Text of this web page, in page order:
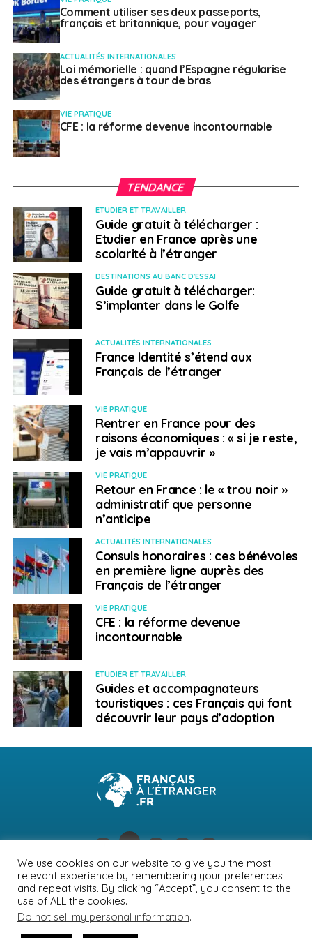
Près de 260 sociétés françaises sont implantées en
Turquie, tous les secteurs d’activité sont concernés :
automobile, BTP, services financiers, textile, électricité-
électronique, transports et hôtellerie-restauration.
SUJETS ASSOCIÉS:
A SUIVRE
Résultats de l’élection présidentielle au Mali
Malte ouvre sont port à l’Aquarius
Français à l'étranger
Comment utiliser ses deux passeports,
français et britannique, pour voyager
ACTUALITÉS INTERNATIONALES
Loi mémorielle : quand l’Espagne régularise
des étrangers à tour de bras
VIE PRATIQUE
CFE : la réforme devenue incontournable
TENDANCE
ETUDIER ET TRAVAILLER
Guide gratuit à télécharger :
Etudier en France après une
scolarité à l’étranger
DESTINATIONS AU BANC D'ESSAI
Guide gratuit à télécharger:
S’implanter dans le Golfe
ACTUALITÉS INTERNATIONALES
France Identité s’étend aux
Français de l’étranger
VIE PRATIQUE
Rentrer en France pour des
raisons économiques : « si je reste,
je vais m’appauvrir »
VIE PRATIQUE
Retour en France : le « trou noir »
administratif que personne
n’anticipe
ACTUALITÉS INTERNATIONALES
Consuls honoraires : ces bénévoles
en première ligne auprès des
Français de l’étranger
VIE PRATIQUE
CFE : la réforme devenue
incontournable
ETUDIER ET TRAVAILLER
Guides et accompagnateurs
touristiques : ces Français qui font
découvrir leur pays d’adoption
NEWSLETTER PUBLICITÉ CONTACTS
MENTIONS LÉGALES
POLITIQUE DE CONFIDENTIALITÉ
We use cookies on our website to give you the most
relevant experience by remembering your preferences
and repeat visits. By clicking “Accept”, you consent to the
use of ALL the cookies.
Do not sell my personal information.